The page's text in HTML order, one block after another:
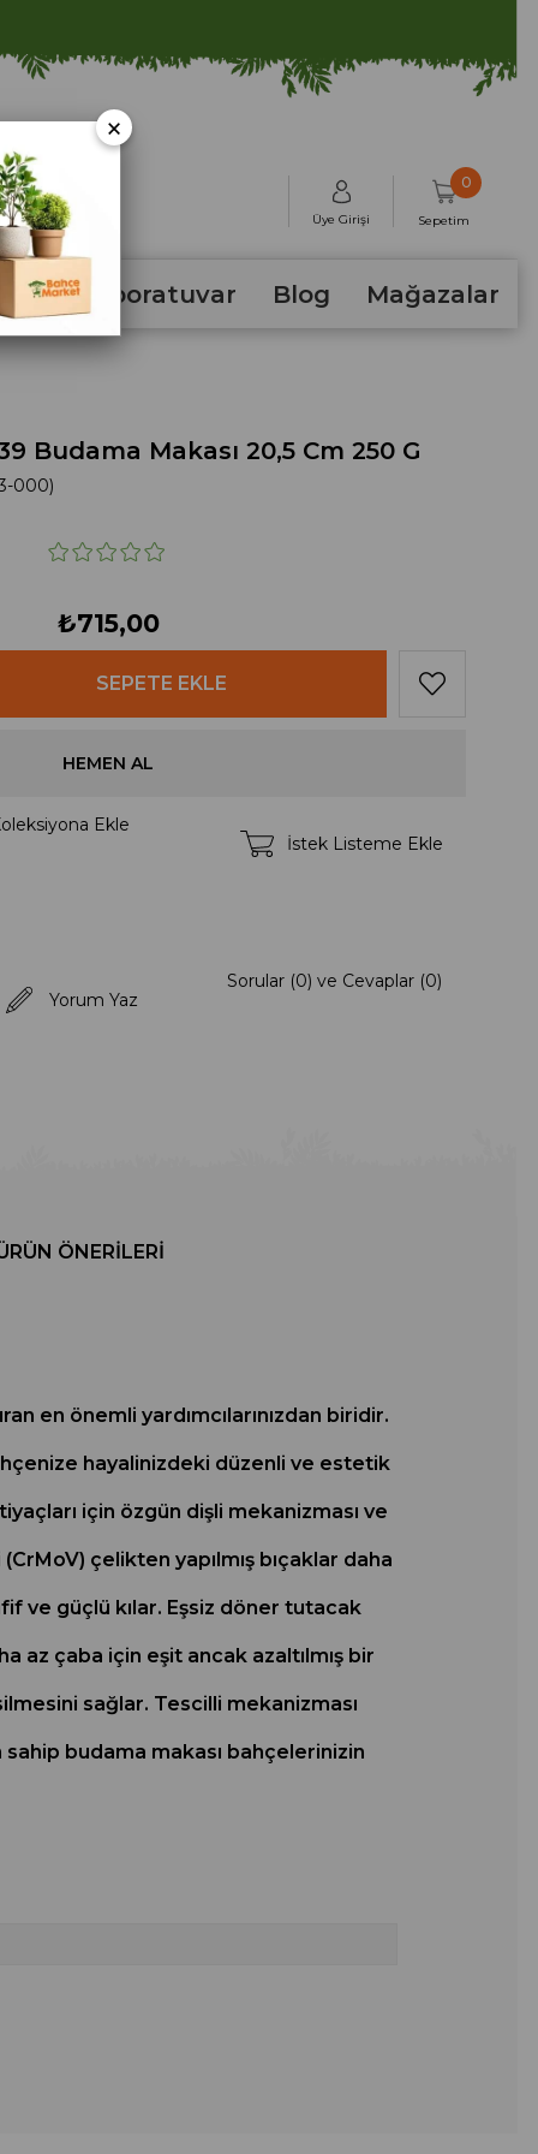
Üye Girişi Sepetim
0
Laboratuvar Blog Mağazalar
Budama Makası 20,5 Cm 250 G
000)
₺715,00
Ekle
İstek Listeme Ekle
Yorum Yaz
Sorular (0) ve Cevaplar (0)
ÖNERILERI
en önemli yardımcılarınızdan biridir.
hayalinizdeki düzenli ve estetik
için özgün dişli mekanizması ve
çelikten yapılmış bıçaklar daha
ve güçlü kılar. Eşsiz döner tutacak
az çaba için eşit ancak azaltılmış bir
sağlar. Tescilli mekanizması
budama makası bahçelerinizin
×